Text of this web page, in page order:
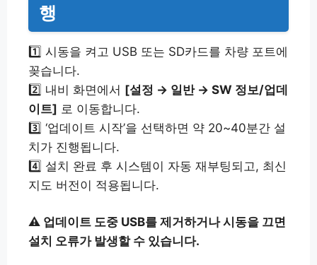
행
1️⃣ 시동을 켜고 USB 또는 SD카드를 차량 포트에
꽂습니다.
2️⃣ 내비 화면에서 [설정 → 일반 → SW 정보/업데
이트] 로 이동합니다.
3️⃣ ‘업데이트 시작’을 선택하면 약 20~40분간 설
치가 진행됩니다.
4️⃣ 설치 완료 후 시스템이 자동 재부팅되고, 최신
지도 버전이 적용됩니다.
⚠ 업데이트 도중 USB를 제거하거나 시동을 끄면
설치 오류가 발생할 수 있습니다.